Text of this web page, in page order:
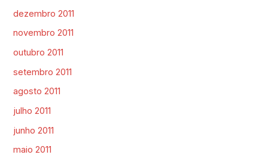
dezembro 2011
novembro 2011
outubro 2011
setembro 2011
agosto 2011
julho 2011
junho 2011
maio 2011